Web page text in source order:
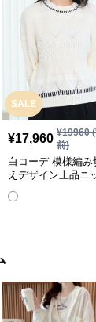
SALE
¥17,960 ¥19960(
前)
白コーデ 模様編み
えデザイン上品ニ